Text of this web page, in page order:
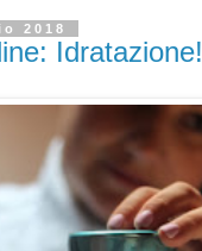
2018
Idratazione!